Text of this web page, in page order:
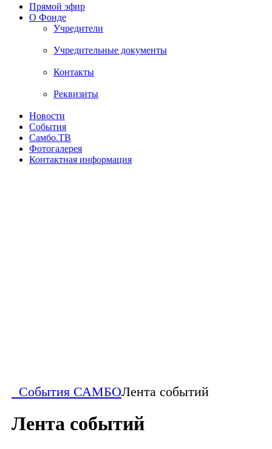
Прямой эфир
О Фонде
Учредители
Учредительные документы
Контакты
Реквизиты
Новости
События
Самбо.ТВ
Фотогалерея
Контактная информация
События САМБОЛента событий
Лента событий